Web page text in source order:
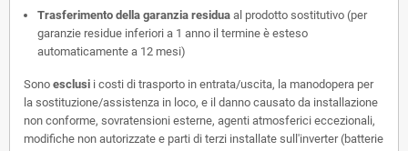
Trasferimento della garanzia residua al prodotto sostitutivo (per
garanzie residue inferiori a 1 anno il termine è esteso
automaticamente a 12 mesi)
Sono esclusi i costi di trasporto in entrata/uscita, la manodopera per
la sostituzione/assistenza in loco, e il danno causato da installazione
non conforme, sovratensioni esterne, agenti atmosferici eccezionali,
modifiche non autorizzate e parti di terzi installate sull'inverter (batterie